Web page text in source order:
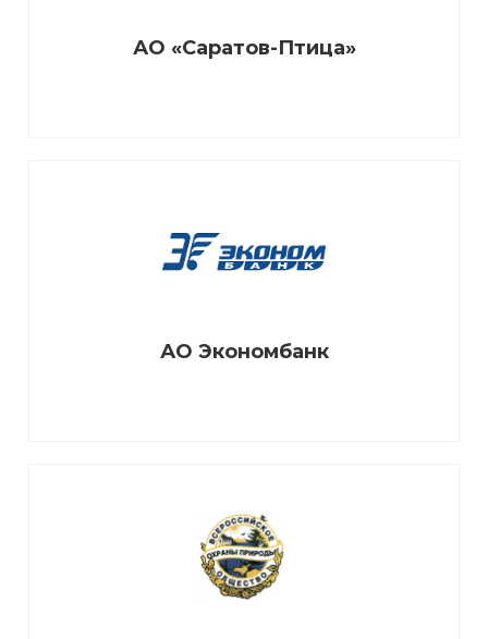
АО «Саратов-Птица»
АО Экономбанк